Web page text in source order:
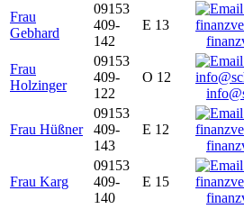
Frau
Gebhard
09153
409-
142
E 13
Frau
Holzinger
09153
409-
122
O 12
Frau Hüßner
09153
409-
143
E 12
Frau Karg
09153
409-
140
E 15